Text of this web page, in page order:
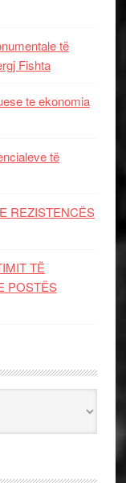
të
Fishta
te ekonomia
të
REZISTENCЁS
TË
POSTËS